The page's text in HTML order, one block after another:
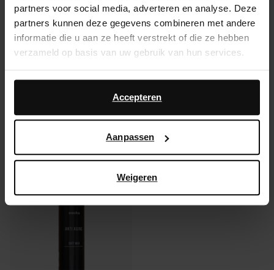
partners voor social media, adverteren en analyse. Deze
partners kunnen deze gegevens combineren met andere
informatie die u aan ze heeft verstrekt of die ze hebben
verzameld op basis van uw gebruik van hun services.
Daarnaast werken wij samen met Google voor
advertentie- en meetdoeleinden. Meer informatie over
hoe Google uw persoonsgegevens gebruikt, vindt u op
Accepteren
Aanpassen
Weigeren
Product details
Bezorgen & retour
Anderen kochten ook
of